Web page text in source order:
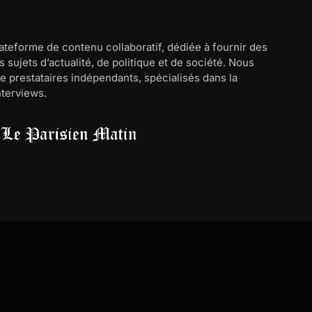
de contenu collaboratif, dédiée à fournir des
sujets d’actualité, de politique et de société. Nous
prestataires indépendants, spécialisés dans la